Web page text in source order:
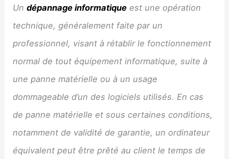
Undépannage informatique est une opération
technique, généralement faite par un
professionnel, visant à rétablir le fonctionnement
normal de tout équipement informatique, suite à
une panne matérielle ou à un usage
dommageable d’un des logiciels utilisés. En cas
de panne matérielle et sous certaines conditions,
notamment de validité de garantie, un ordinateur
équivalent peut être prêté au client le temps de